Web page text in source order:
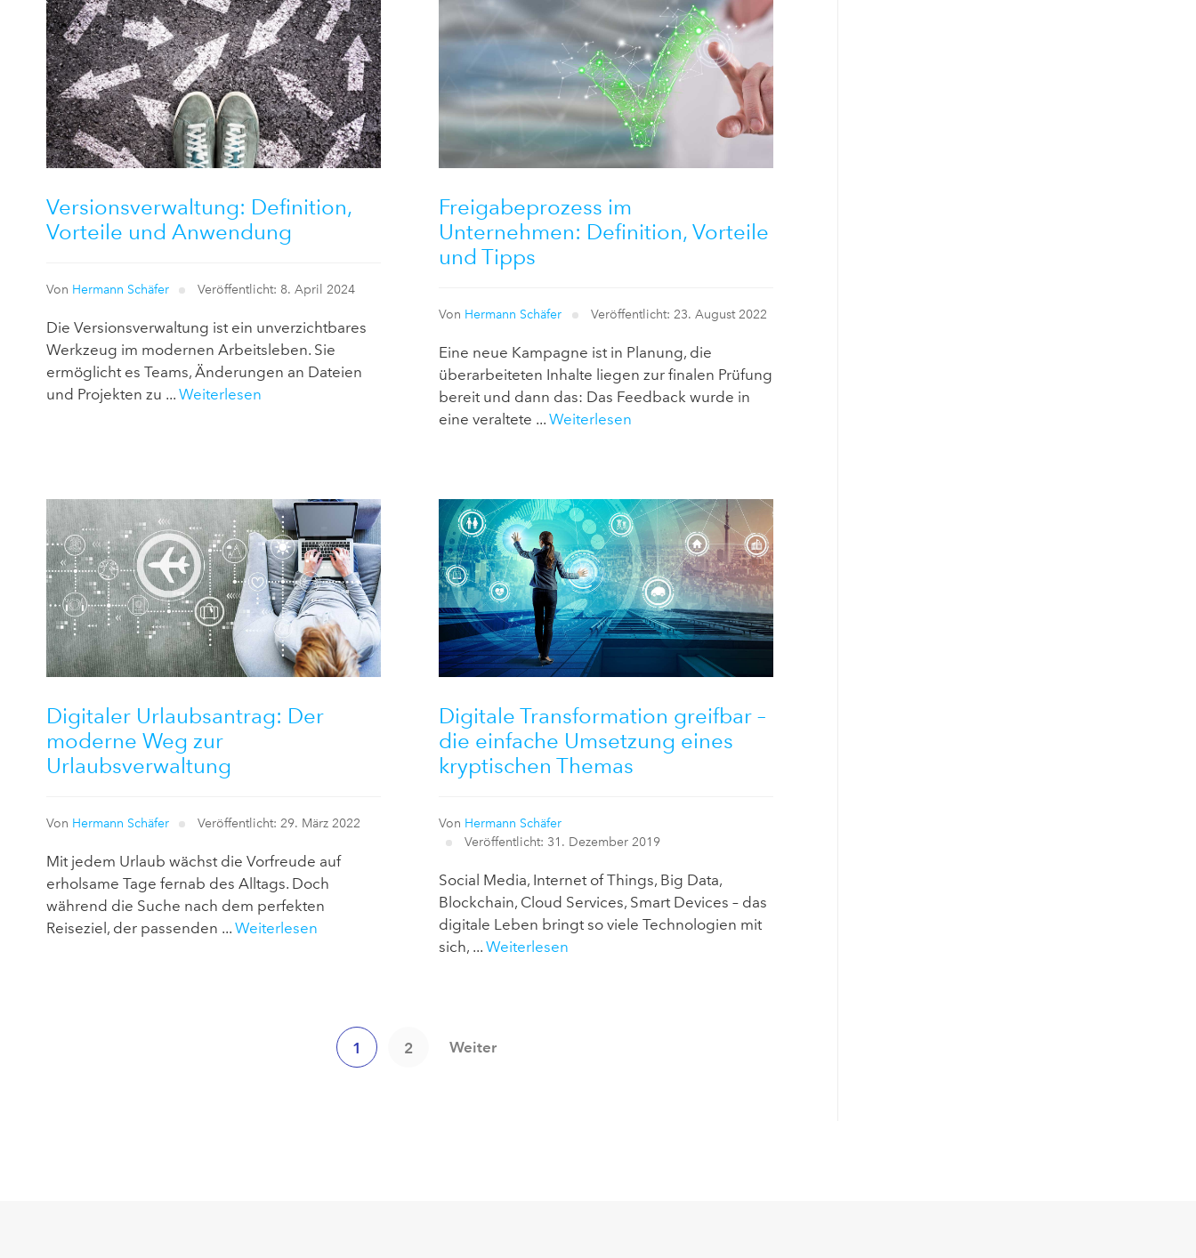
Versionsverwaltung: Definition,
Vorteile und Anwendung
Von Hermann Schäfer Veröffentlicht: 8. April 2024
Die Versionsverwaltung ist ein unverzichtbares
Werkzeug im modernen Arbeitsleben. Sie
ermöglicht es Teams, Änderungen an Dateien
und Projekten zu ... Weiterlesen
Freigabeprozess im
Unternehmen: Definition, Vorteile
und Tipps
Von Hermann Schäfer Veröffentlicht: 23. August 2022
Eine neue Kampagne ist in Planung, die
überarbeiteten Inhalte liegen zur finalen Prüfung
bereit und dann das: Das Feedback wurde in
eine veraltete ...Weiterlesen
Digitaler Urlaubsantrag: Der
moderne Weg zur
Urlaubsverwaltung
Von Hermann Schäfer Veröffentlicht: 29. März 2022
Mit jedem Urlaub wächst die Vorfreude auf
erholsame Tage fernab des Alltags. Doch
während die Suche nach dem perfekten
Reiseziel, der passenden ... Weiterlesen
Digitale Transformation greifbar –
die einfache Umsetzung eines
kryptischen Themas
Von Hermann Schäfer
Veröffentlicht: 31. Dezember 2019
Social Media, Internet of Things, Big Data,
Blockchain, Cloud Services, Smart Devices – das
digitale Leben bringt so viele Technologien mit
sich, ...Weiterlesen
1 2 Weiter